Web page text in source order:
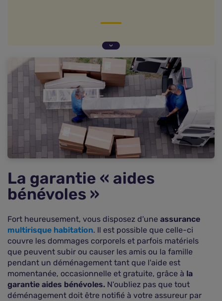
Ce que couvre toute assurance habitation
L'assurance « dommages véhicules »
Opter pour des déménageurs professionnels
La garantie « aides
bénévoles »
Fort heureusement, vous disposez d'une assurance
multirisque habitation. Il est possible que celle-ci
couvre les dommages corporels et parfois matériels
que peuvent subir ou causer les amis ou la famille
pendant un déménagement tant que l'aide est
momentanée, occasionnelle et gratuite, grâce à la
garantie aides bénévoles. N'oubliez pas que tout
déménagement doit être notifié à votre assureur par